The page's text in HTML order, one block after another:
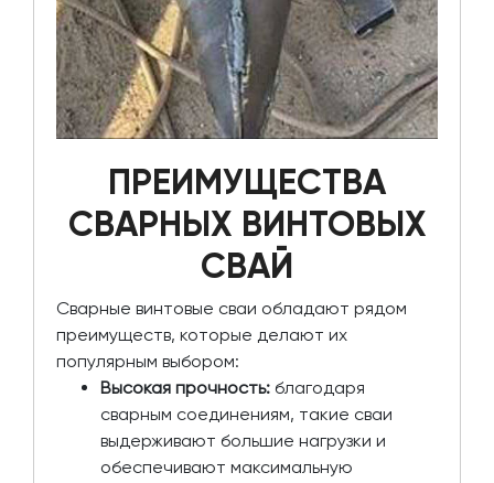
ПРЕИМУЩЕСТВА
СВАРНЫХ ВИНТОВЫХ
СВАЙ
Сварные винтовые сваи обладают рядом
преимуществ, которые делают их
популярным выбором:
Высокая прочность: благодаря
сварным соединениям, такие сваи
выдерживают большие нагрузки и
обеспечивают максимальную